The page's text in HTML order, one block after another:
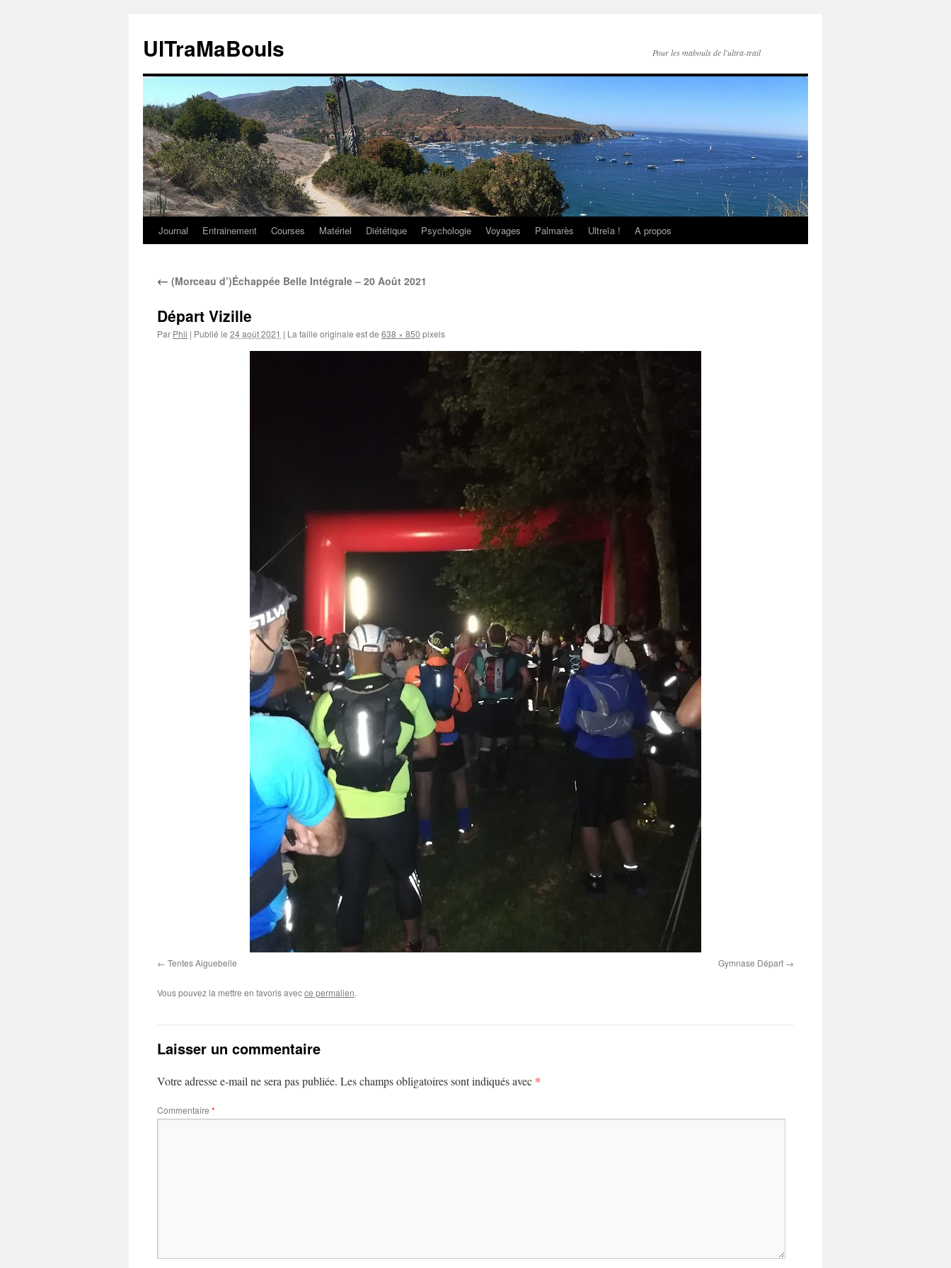
contenu
UlTraMaBouls Pour les mabouls de l'ultra-trail
Journal Entrainement Courses Matériel Diététique Psychologie Voyages Palmarès Ultreïa ! A propos
← (Morceau d’)Échappée Belle Intégrale – 20 Août 2021
Départ Vizille
Par Phil | Publié le 24 août 2021 | La taille originale est de 638 × 850 pixels
Tentes Aiguebelle Gymnase Départ
Vous pouvez la mettre en favoris avecce permalien.
Laisser un commentaire
Votre adresse e-mail ne sera pas publiée. Les champs obligatoires sont indiqués avec *
Commentaire *